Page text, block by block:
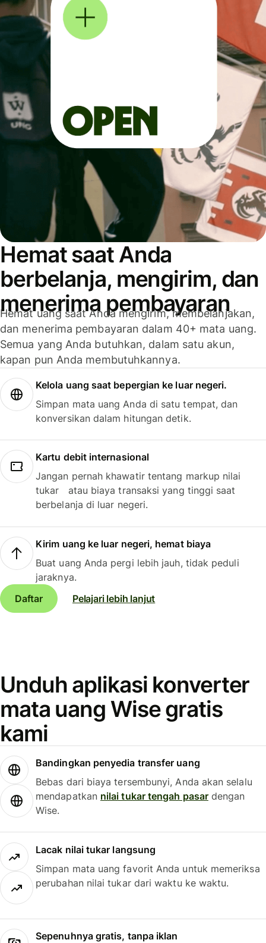
Hemat saat Anda
berbelanja, mengirim, dan
menerima pembayaran
Hemat uang saat Anda mengirim, membelanjakan,
dan menerima pembayaran dalam 40+ mata uang.
Semua yang Anda butuhkan, dalam satu akun,
kapan pun Anda membutuhkannya.
Kelola uang saat bepergian ke luar negeri.
Simpan mata uang Anda di satu tempat, dan
konversikan dalam hitungan detik.
Kartu debit internasional
Jangan pernah khawatir tentang markup nilai
tukar atau biaya transaksi yang tinggi saat
berbelanja di luar negeri.
Kirim uang ke luar negeri, hemat biaya
Buat uang Anda pergi lebih jauh, tidak peduli
jaraknya.
Daftar
Pelajari lebih lanjut
Unduh aplikasi konverter
mata uang Wise gratis
kami
Bandingkan penyedia transfer uang
Bebas dari biaya tersembunyi, Anda akan selalu
mendapatkan nilai tukar tengah pasardengan
Wise.
Lacak nilai tukar langsung
Simpan mata uang favorit Anda untuk memeriksa
perubahan nilai tukar dari waktu ke waktu.
Sepenuhnya gratis, tanpa iklan